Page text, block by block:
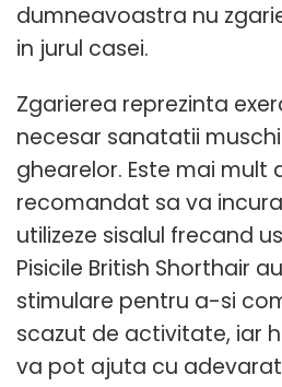
dumneavoastra nu
in jurul casei.
Zgarierea reprezinta
necesar sanatatii
ghearelor. Este mai mult
recomandat sa va
utilizeze sisalul frecand
Pisicile British Shorthair
stimulare pentru a-si
scazut de activitate, iar
va pot ajuta cu